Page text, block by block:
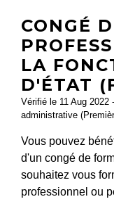
CONGÉ
LA
D'ÉTAT
Vérifié le 11 Aug 2022
administrative
Vous pouvez
d'un congé de
souhaitez vous
professionnel ou